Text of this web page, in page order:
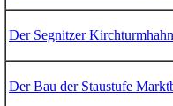
Der Segnitzer
Der Bau der Staustufe